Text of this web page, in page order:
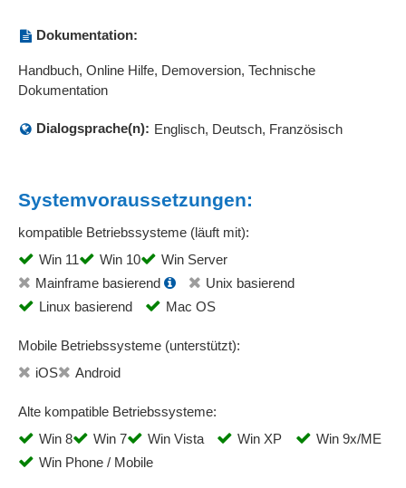
Dokumentation:
Handbuch, Online Hilfe, Demoversion, Technische
Dokumentation
Dialogsprache(n): Englisch, Deutsch, Französisch
Systemvoraussetzungen:
kompatible Betriebssysteme (läuft mit):
Win 11
Win 10
Win Server
Mainframe basierend
Unix basierend
Linux basierend
Mac OS
Mobile Betriebssysteme (unterstützt):
iOS
Android
Alte kompatible Betriebssysteme:
Win 8
Win 7 Win Vista Win XP
Win 9x/ME
Win Phone / Mobile